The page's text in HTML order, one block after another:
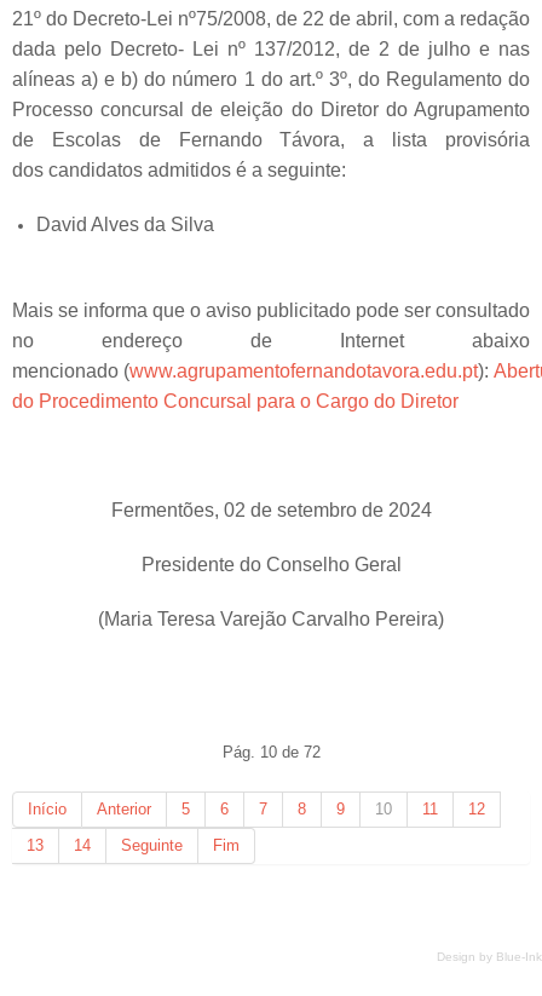
Design by Blue-Ink
21º do Decreto-Lei nº75/2008, de 22 de abril, com a redação
dada pelo Decreto- Lei nº 137/2012, de 2 de julho e nas
alíneas a) e b) do número 1 do art.º 3º, do Regulamento do
Processo concursal de eleição do Diretor do Agrupamento
de Escolas de Fernando Távora, a lista provisória
dos candidatos admitidos é a seguinte:
David Alves da Silva
Mais se informa que o aviso publicitado pode ser consultado
no endereço de Internet abaixo
mencionado (www.agrupamentofernandotavora.edu.pt):
do Procedimento Concursal para o Cargo do Diretor
Fermentões, 02 de setembro de 2024
Presidente do Conselho Geral
(Maria Teresa Varejão Carvalho Pereira)
Pág. 10 de 72
Início Anterior 5 6 7 8 9 10 11
12
13
14 Seguinte Fim